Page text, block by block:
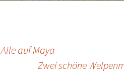
Alle auf Maya
Zwei schöne